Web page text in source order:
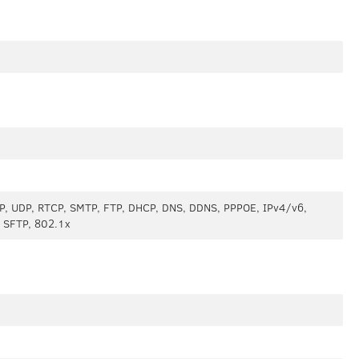
UDP, RTCP, SMTP, FTP, DHCP, DNS, DDNS, PPPOE, IPv4/v6,
SFTP, 802.1x